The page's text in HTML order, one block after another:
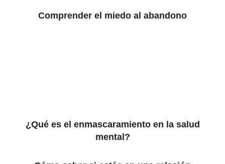
Comprender el miedo al abandono
¿Qué es el enmascaramiento en la salud
mental?